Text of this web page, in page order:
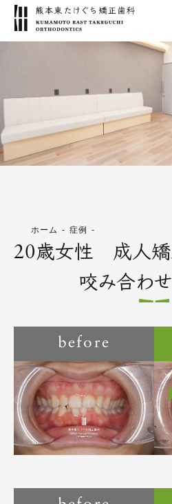
ホーム 症例
20歳女性 成人
咬み合わ
before